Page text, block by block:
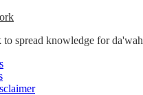
spread knowledge for da'wah